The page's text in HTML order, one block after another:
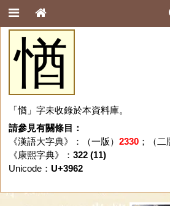
㥢
「㥢」字未收錄於本資料庫。
請參見有關條目：
《漢語大字典》：（一版） 2330；（二
《康熙字典》： 322 (11)
Unicode： U+3962